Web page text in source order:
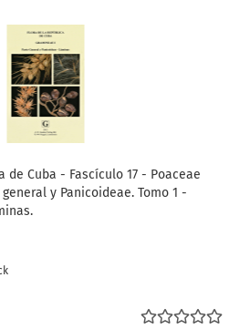
de Cuba - Fascículo 17 - Poaceae
y Panicoideae. Tomo 1 -